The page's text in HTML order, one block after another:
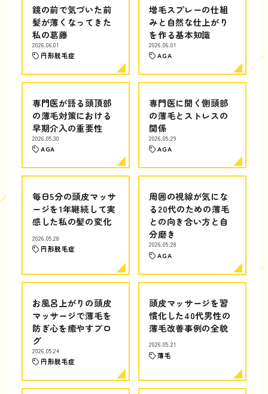
鏡の前で気づいた前
髪が薄くなってきた
私の葛藤
2026.06.01
円形脱毛症
増毛スプレーの仕組
みと自然な仕上がり
を作る基本知識
2026.06.01
AGA
専門医が語る頭頂部
の薄毛対策における
早期介入の重要性
2026.05.30
AGA
専門医に聞く側頭部
の薄毛とストレスの
関係
2026.05.29
AGA
毎日5分の頭皮マッサ
ージを1年継続して実
感した私の髪の変化
2026.05.28
円形脱毛症
周囲の視線が気にな
る20代のための薄毛
との向き合い方と自
分磨き
2026.05.28
AGA
お風呂上がりの頭皮
マッサージで薄毛を
防ぎ心を癒やすブロ
グ
2026.05.24
円形脱毛症
頭皮マッサージを習
慣化した40代男性の
薄毛改善事例の全貌
2026.05.21
薄毛